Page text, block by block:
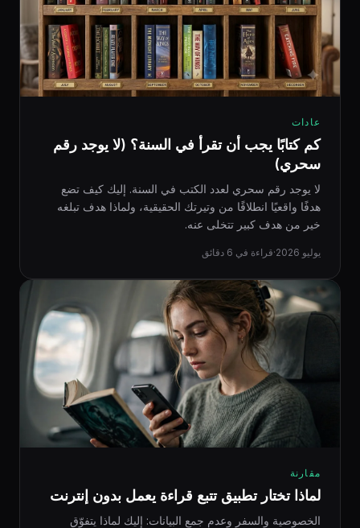
عادات
كم كتابًا يجب أن تقرأ في السنة؟ (لا يوجد رقم
سحري)
لا يوجد رقم سحري لعدد الكتب في السنة. إليك كيف تضع
هدفًا واقعيًا انطلاقًا من وتيرتك الحقيقية، ولماذا هدف تبلغه
خير من هدف كبير تتخلى عنه.
يوليو 2026 ·قراءة في 6 دقائق
مقارنة
لماذا تختار تطبيق تتبع قراءة يعمل بدون إنترنت
الخصوصية والسفر وعدم جمع البيانات: إليك لماذا يتفوّق